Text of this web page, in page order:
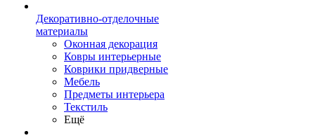
Декоративно-отделочные
материалы
Оконная декорация
Ковры интерьерные
Коврики придверные
Мебель
Предметы интерьера
Текстиль
Ещё